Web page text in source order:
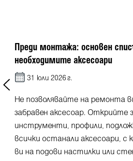
Преди монтажа: основен
необходимите аксесоари
31 юли 2026 г.
Не позволявайте на ремонта
забравен аксесоар. Открийте
инструменти, профили,
всички останали аксесоари,
ви на подови настилки или